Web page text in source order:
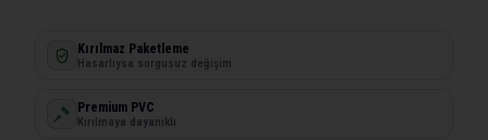
Kırılmaz Paketleme
Hasarlıysa sorgusuz değişim
Premium PVC
Kırılmaya dayanıklı